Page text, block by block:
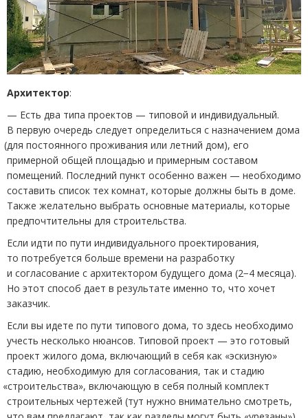
Архитектор:
— Есть два типа проектов — типовой и индивидуальный.
В первую очередь следует определиться с назначением дома
(для постоянного проживания или летний дом), его
примерной общей площадью и примерным составом
помещений. Последний пункт особенно важен — необходимо
составить список тех комнат, которые должны быть в доме.
Также желательно выбрать основные материалы, которые
предпочтительны для строительства.
Если идти по пути индивидуального проектирования,
то потребуется больше времени на разработку
и согласование с архитектором будущего дома (2−4 месяца).
Но этот способ дает в результате именно то, что хочет
заказчик.
Если вы идете по пути типового дома, то здесь необходимо
учесть несколько нюансов. Типовой проект — это готовый
проект жилого дома, включающий в себя как «эскизную»
стадию, необходимую для согласования, так и стадию
«строительства», включающую в себя полный комплект
строительных чертежей (тут нужно внимательно смотреть,